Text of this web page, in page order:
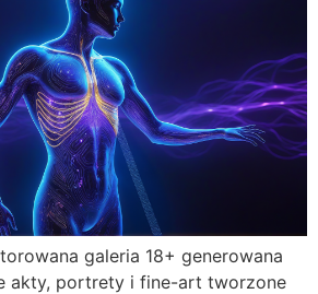
galeria 18+ generowana
akty, portrety i fine-art tworzone